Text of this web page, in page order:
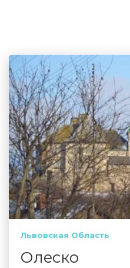
Львовская Область
Олеско